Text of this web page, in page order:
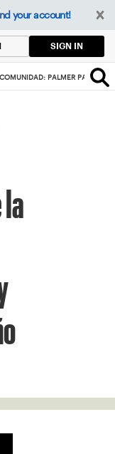
your account!
SIGN IN
PALMER PARK
la